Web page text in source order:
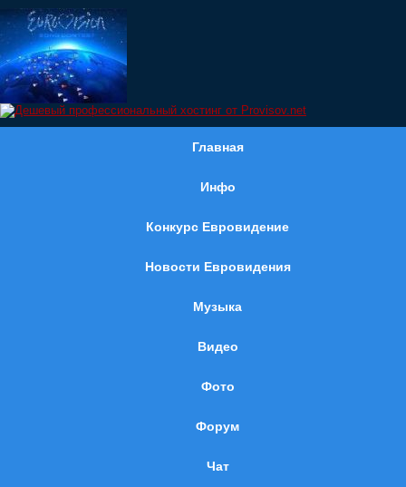
Главная
Инфо
Конкурс Евровидение
Новости Евровидения
Музыка
Видео
Фото
Форум
Чат